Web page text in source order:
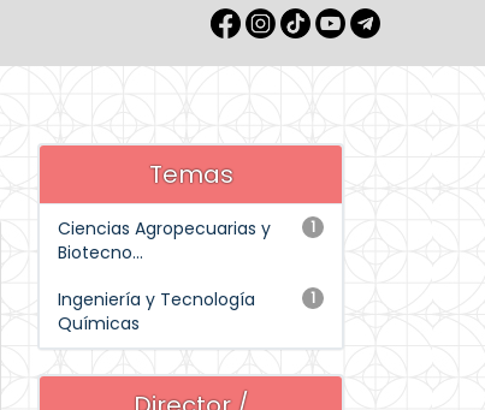
Temas
1
Ciencias Agropecuarias y
Biotecno...
1
Ingeniería y Tecnología
Químicas